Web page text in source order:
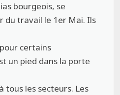
bourgeois, se
du travail le 1er Mai. Ils
pour certains
un pied dans la porte
tous les secteurs. Les